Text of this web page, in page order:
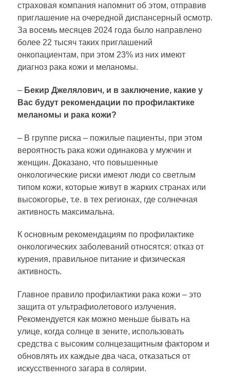
страховая компания напомнит об этом, отправив
приглашение на очередной диспансерный осмотр.
За восемь месяцев 2024 года было направлено
более 22 тысяч таких приглашений
онкопациентам, при этом 23% из них имеют
диагноз рака кожи и меланомы.
– Бекир Джелялович, и в заключение, какие у
Вас будут рекомендации по профилактике
меланомы и рака кожи?
– В группе риска – пожилые пациенты, при этом
вероятность рака кожи одинакова у мужчин и
женщин. Доказано, что повышенные
онкологические риски имеют люди со светлым
типом кожи, которые живут в жарких странах или
высокогорье, т.е. в тех регионах, где солнечная
активность максимальна.
К основным рекомендациям по профилактике
онкологических заболеваний относятся: отказ от
курения, правильное питание и физическая
активность.
Главное правило профилактики рака кожи – это
защита от ультрафиолетового излучения.
Рекомендуется как можно меньше бывать на
улице, когда солнце в зените, использовать
средства с высоким солнцезащитным фактором и
обновлять их каждые два часа, отказаться от
искусственного загара в солярии.